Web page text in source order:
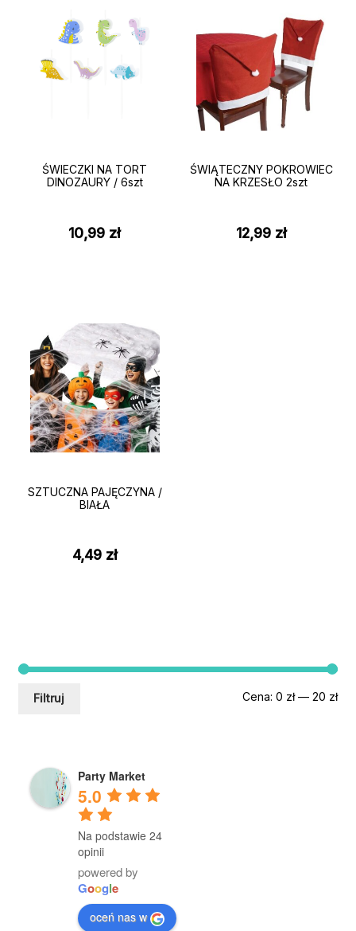
ŚWIECZKI NA TORT
DINOZAURY / 6szt
10,99 zł
ŚWIĄTECZNY POKROWIEC
NA KRZESŁO 2szt
12,99 zł
SZTUCZNA PAJĘCZYNA /
BIAŁA
4,49 zł
Filtruj Cena:0 zł—20 zł
Party Market
5.0
Na podstawie 24
opinii
powered by
Google
oceń nas w